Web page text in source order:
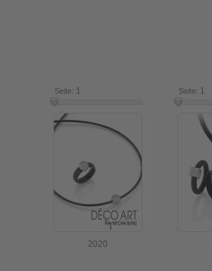
Seite: 1 Seite: 1
2020